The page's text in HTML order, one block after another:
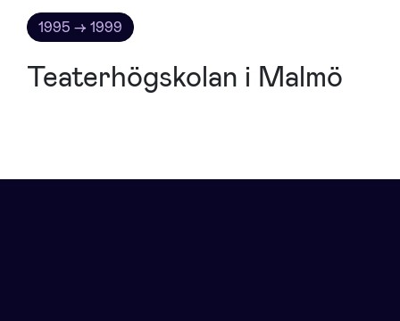
1995 → 1999
Teaterhögskolan i Malmö